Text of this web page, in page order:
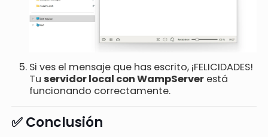
Si ves el mensaje que has escrito, ¡FELICIDADES!
Tuservidor local con WampServer está
funcionando correctamente.
✅ Conclusión